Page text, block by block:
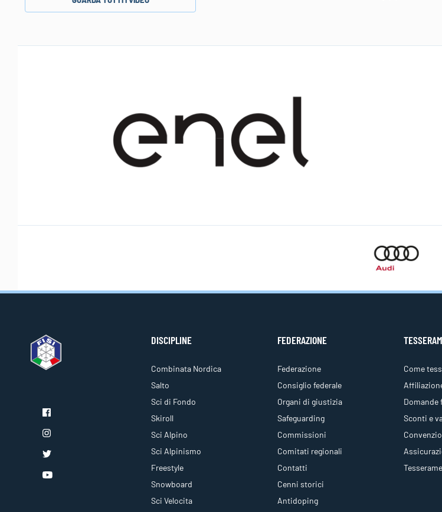
DISCIPLINE
Combinata Nordica
Salto
Sci di Fondo
Skiroll
Sci Alpino
Sci Alpinismo
Freestyle
Snowboard
Sci Velocita
FEDERAZIONE
Federazione
Consiglio federale
Organi di giustizia
Safeguarding
Commissioni
Comitati regionali
Contatti
Cenni storici
Antidoping
Come
Domande
Sconti e